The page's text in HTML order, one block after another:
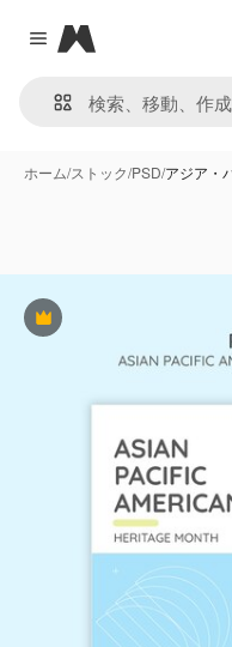
Close menu
Magnific
ホーム/ストック/PSD/アジア・
Premium